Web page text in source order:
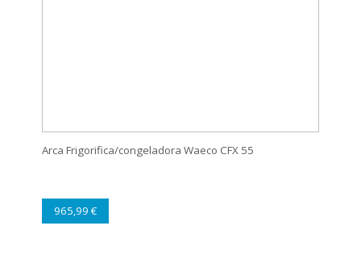
Arca Frigorifica/congeladora Waeco CFX 55
965,99 €